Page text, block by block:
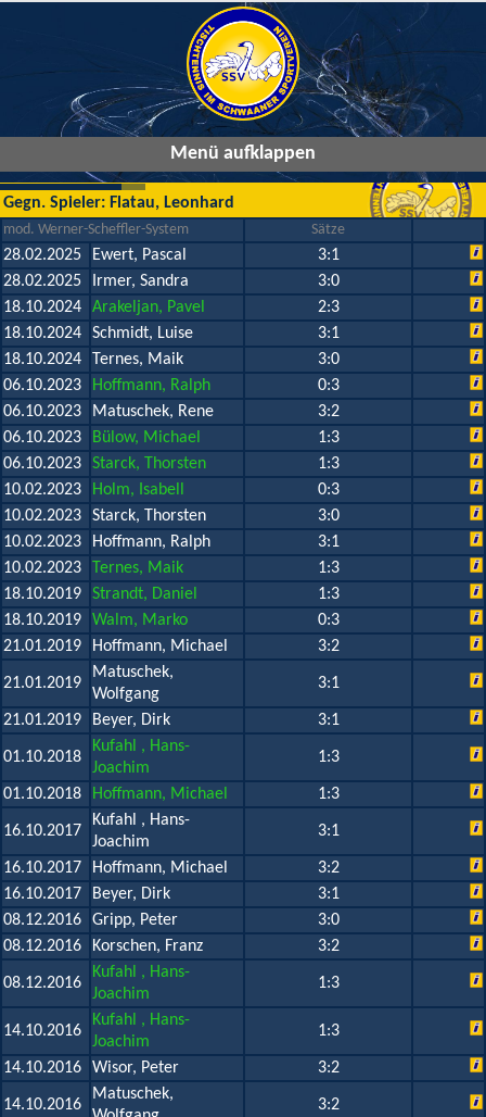
Menü aufklappen
Gegn. Spieler: Flatau, Leonhard
mod. Werner-Scheffler-System Sätze
28.02.2025 Ewert, Pascal
3:1
28.02.2025
Irmer, Sandra
3:0
18.10.2024
Arakeljan, Pavel
2:3
18.10.2024
Schmidt, Luise
3:1
18.10.2024
Ternes, Maik
3:0
06.10.2023
Hoffmann, Ralph
0:3
06.10.2023
Matuschek, Rene
3:2
06.10.2023
Bülow, Michael
1:3
06.10.2023
Starck, Thorsten
1:3
10.02.2023
Holm, Isabell
0:3
10.02.2023
Starck, Thorsten
3:0
10.02.2023
Hoffmann, Ralph
3:1
10.02.2023
Ternes, Maik
1:3
18.10.2019
Strandt, Daniel
1:3
18.10.2019
Walm, Marko
0:3
21.01.2019
Hoffmann, Michael 3:2
21.01.2019
Matuschek,
Wolfgang
3:1
21.01.2019 Beyer, Dirk 3:1
01.10.2018
Kufahl , Hans-
Joachim
1:3
01.10.2018 Hoffmann, Michael 1:3
16.10.2017
Kufahl , Hans-
Joachim
3:1
16.10.2017 Hoffmann, Michael
3:2
16.10.2017
Beyer, Dirk
3:1
08.12.2016
Gripp, Peter
3:0
08.12.2016
Korschen, Franz 3:2
08.12.2016
Kufahl , Hans-
Joachim
1:3
14.10.2016
Kufahl , Hans-
Joachim
1:3
14.10.2016 Wisor, Peter 3:2
14.10.2016
Matuschek,
3:2